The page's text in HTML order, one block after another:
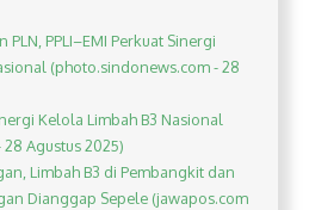
PPLI–EMI Perkuat Sinergi
(photo.sindonews.com - 28
Kelola Limbah B3 Nasional
Agustus 2025)
Limbah B3 di Pembangkit dan
Dianggap Sepele (jawapos.com